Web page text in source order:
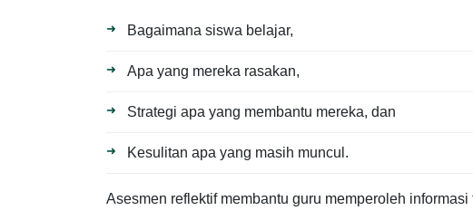
Bagaimana siswa belajar,
Apa yang mereka rasakan,
Strategi apa yang membantu mereka, dan
Kesulitan apa yang masih muncul.
Asesmen reflektif membantu guru memperoleh informasi